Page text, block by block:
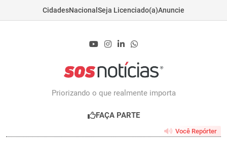
CidadesNacional Seja Licenciado(a)Anuncie
Priorizando o que realmente importa
FAÇA PARTE
Você Repórter